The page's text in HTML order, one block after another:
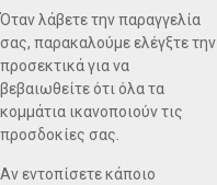
Όταν λάβετε την παραγγελία
σας, παρακαλούμε ελέγξτε την
προσεκτικά για να
βεβαιωθείτε ότι όλα τα
κομμάτια ικανοποιούν τις
προσδοκίες σας.
Αν εντοπίσετε κάποιο